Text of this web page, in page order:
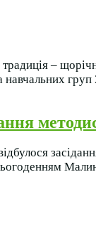
–
навчальних